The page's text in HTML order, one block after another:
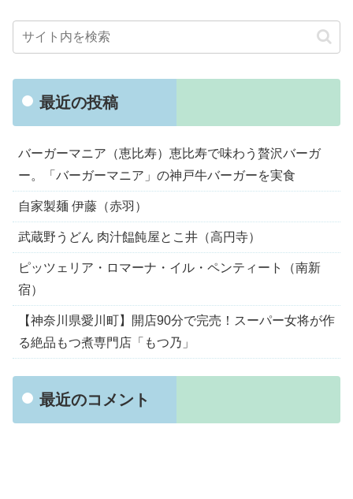
最近の投稿
バーガーマニア（恵比寿）恵比寿で味わう贅沢バーガ
ー。「バーガーマニア」の神戸牛バーガーを実食
自家製麺 伊藤（赤羽）
武蔵野うどん 肉汁饂飩屋とこ井（高円寺）
ピッツェリア・ロマーナ・イル・ペンティート（南新
宿）
【神奈川県愛川町】開店90分で完売！スーパー女将が作
る絶品もつ煮専門店「もつ乃」
最近のコメント